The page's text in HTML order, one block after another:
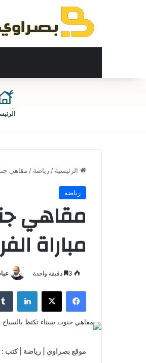
الرئيسية / رياضة / مقاهي
رياضة
مقاهي
مباراة
دقيقة واحدة
فيسبوك ‫X لينكدإن
موقع بصراوي | رياضة | كتب